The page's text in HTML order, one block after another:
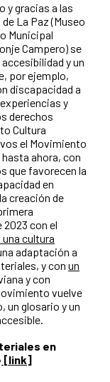
y gracias a las
La Paz (Museo
Municipal
Campero) se
y un
por ejemplo,
discapacidad a
y
derechos
Cultura
el Movimiento
ahora, con
que favorecen la
en
creación de
con el
cultura
adaptación a
y con un
y con
vuelve
un glosario y un
en
[link]